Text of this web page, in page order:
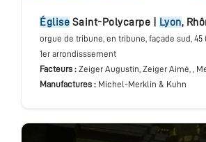
église Saint-Polycarpe Lyon,
orgue de tribune, en tribune, façade sud, 45
1er arrondisssement
Facteurs : Zeiger Augustin, Zeiger Aimé, ,
Manufactures : Michel-Merklin & Kuhn